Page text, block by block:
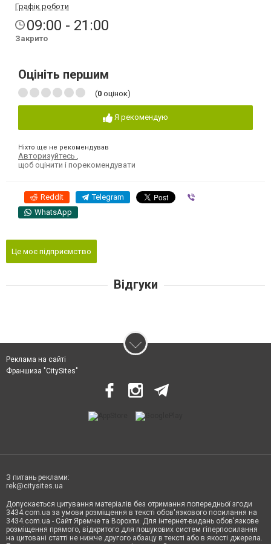
Графік роботи
09:00 - 21:00
Закрито
Оцініть першим
(0 оцінок)
Я рекомендую
Ніхто ще не рекомендував
Авторизуйтесь
щоб оцінити і порекомендувати
Reddit Telegram
WhatsApp
Це моє підприємство
Відгуки
Реклама на сайті
Франшиза "CitySites"
З питань реклами:
rek@citysites.ua
Допускається цитування матеріалів без отримання попередньої згоди
3434.com.ua за умови розміщення в тексті обов'язкового посилання на
3434.com.ua - Сайт Яремче та Ворохти. Для інтернет-видань обов'язкове
розміщення прямого, відкритого для пошукових систем гіперпосилання
на цитовані статті не нижче другого абзацу в тексті або в якості джерела.